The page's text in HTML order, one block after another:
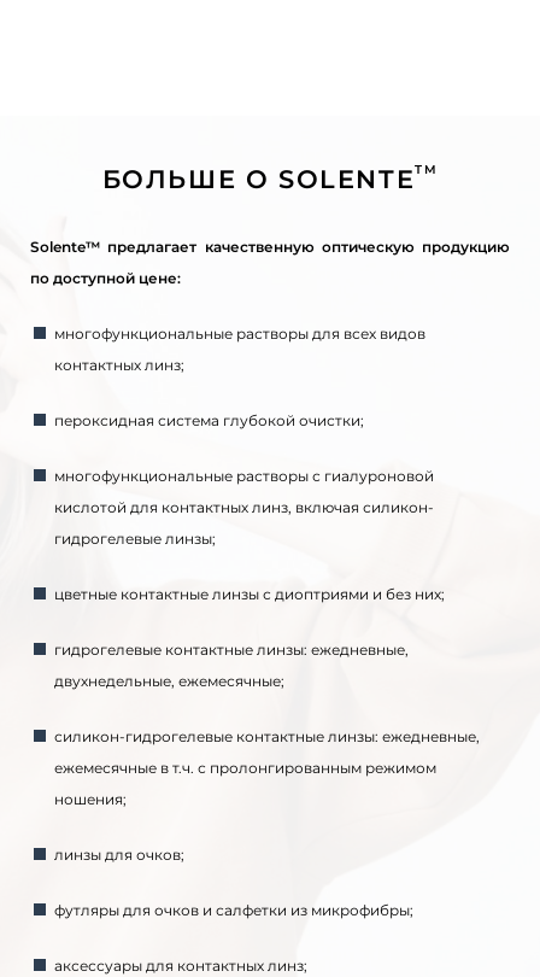
БОЛЬШЕ О SOLENTETM
Solente™ предлагает качественную оптическую продукцию
по доступной цене:
многофункциональные растворы для всех видов
контактных линз;
пероксидная система глубокой очистки;
многофункциональные растворы с гиалуроновой
кислотой для контактных линз, включая силикон-
гидрогелевые линзы;
цветные контактные линзы с диоптриями и без них;
гидрогелевые контактные линзы: ежедневные,
двухнедельные, ежемесячные;
силикон-гидрогелевые контактные линзы: ежедневные,
ежемесячные в т.ч. с пролонгированным режимом
ношения;
линзы для очков;
футляры для очков и салфетки из микрофибры;
аксессуары для контактных линз;